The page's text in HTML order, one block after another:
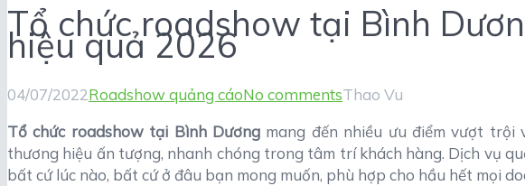
Tổ chức roadshow tại Bình
hiệu quả 2026
04/07/2022Roadshow quảng cáoNo commentsThao Vu
Tổ chức roadshow tại Bình Dương mang đến nhiều ưu điểm vượt trội
thương hiệu ấn tượng, nhanh chóng trong tâm trí khách hàng. Dịch vụ
bất cứ lúc nào, bất cứ ở đâu bạn mong muốn, phù hợp cho hầu hết mọi